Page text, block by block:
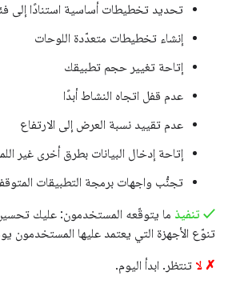
تحديد تخطيطات أساسية استنادًا إلى
إنشاء تخطيطات متعدّدة اللوحات
إتاحة تغيير حجم تطبيقك
عدم قفل اتجاه النشاط أبدًا
عدم تقييد نسبة العرض إلى الارتفاع
إتاحة إدخال البيانات بطرق أخرى غير
تجنُّب واجهات برمجة التطبيقات
✓ تنفيذ ما يتوقّعه المستخدمون: عليك
تنوّع الأجهزة التي يعتمد عليها المستخدمون
✗ لا تنتظر. ابدأ اليوم.